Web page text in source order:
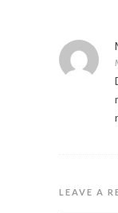
LEAVE A